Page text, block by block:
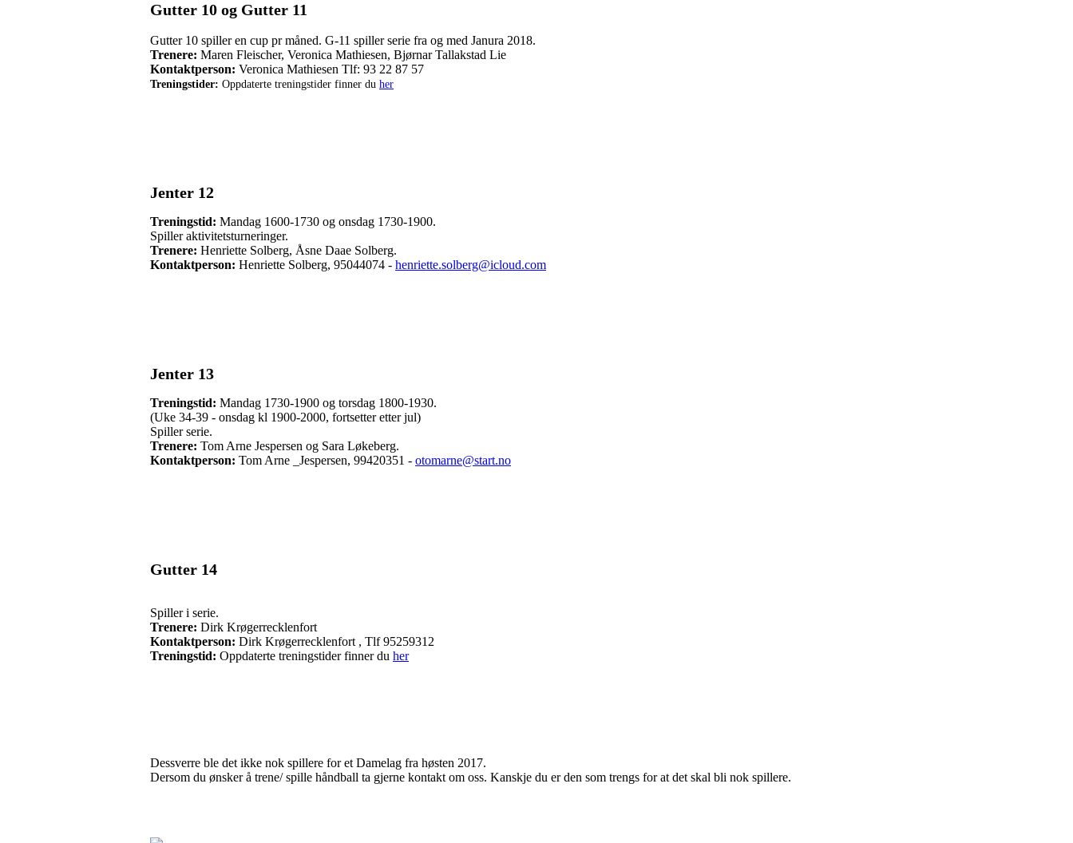
Gutter 10 og Gutter 11
Gutter 10 spiller en cup pr måned. G-11 spiller serie fra og med Janura 2018.
Trenere: Maren Fleischer, Veronica Mathiesen, Bjørnar Tallakstad Lie
Kontaktperson: Veronica Mathiesen Tlf: 93 22 87 57
Treningstider: Oppdaterte treningstider finner du her
Jenter 12
Treningstid: Mandag 1600-1730 og onsdag 1730-1900.
Spiller aktivitetsturneringer.
Trenere: Henriette Solberg, Åsne Daae Solberg.
Kontaktperson: Henriette Solberg, 95044074 - henriette.solberg@icloud.com
Jenter 13
Treningstid: Mandag 1730-1900 og torsdag 1800-1930.
(Uke 34-39 - onsdag kl 1900-2000, fortsetter etter jul)
Spiller serie.
Trenere: Tom Arne Jespersen og Sara Løkeberg.
Kontaktperson: Tom Arne _Jespersen, 99420351 - otomarne@start.no
Gutter 14
Spiller i serie.
Trenere: Dirk Krøgerrecklenfort
Kontaktperson: Dirk Krøgerrecklenfort , Tlf 95259312
Treningstid: Oppdaterte treningstider finner du her
Dessverre ble det ikke nok spillere for et Damelag fra høsten 2017.
Dersom du ønsker å trene/ spille håndball ta gjerne kontakt om oss. Kanskje du er den som trengs for at det skal bli nok spillere.